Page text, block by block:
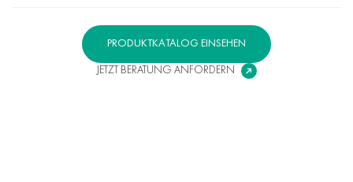
PRODUKTKATALOG EINSEHEN
JETZT BERATUNG ANFORDERN